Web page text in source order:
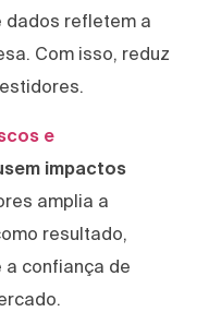
dados refletem a
Com isso, reduz
e
impactos
amplia a
resultado,
confiança de